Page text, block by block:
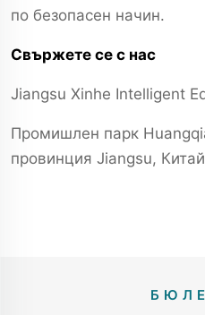
по безопасен начин.
Свържете се с нас
Jiangsu Xinhe Intelligent
Промишлен парк
провинция Jiangsu,